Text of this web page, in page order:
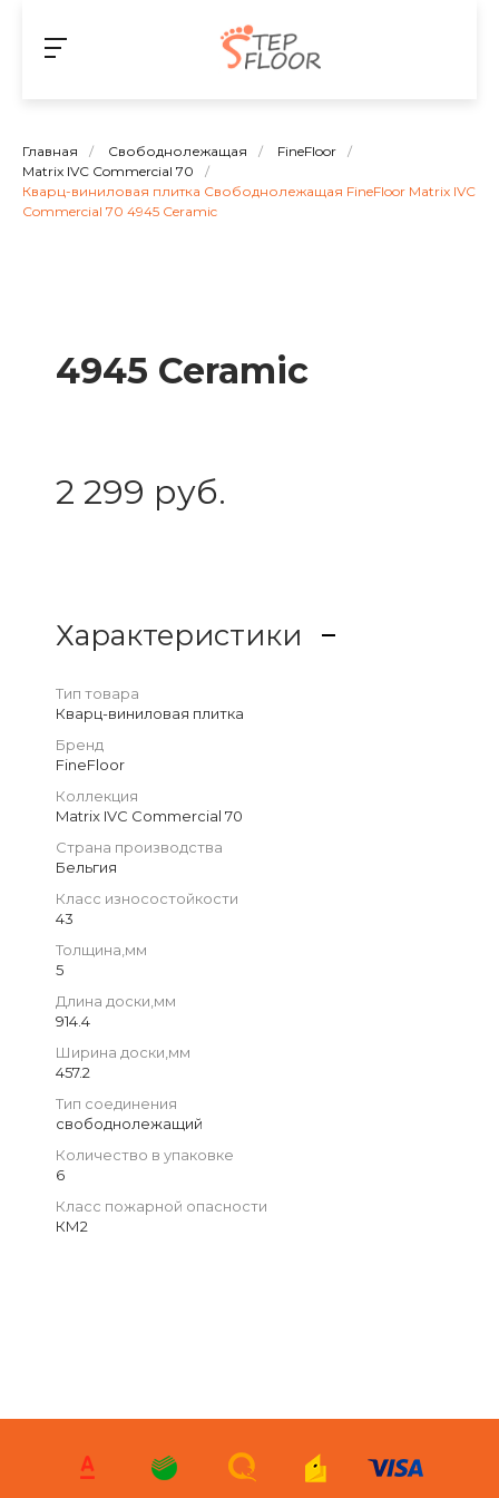
Главная / Свободнолежащая / FineFloor
/
Matrix IVC Commercial 70
/
Кварц-виниловая плитка Свободнолежащая FineFloor Matrix IVC
Commercial 70 4945 Ceramic
4945 Ceramic
2 299 руб.
Характеристики
Тип товара
Кварц-виниловая плитка
Бренд
FineFloor
Коллекция
Matrix IVC Commercial 70
Страна производства
Бельгия
Класс износостойкости
43
Толщина,мм
5
Длина доски,мм
914.4
Ширина доски,мм
457.2
Тип соединения
свободнолежащий
Количество в упаковке
6
Класс пожарной опасности
КМ2